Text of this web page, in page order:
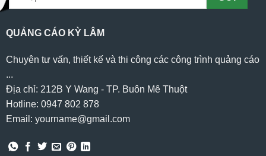
QUẢNG CÁO KỲ LÂM
Chuyên tư vấn, thiết kế và thi công các công trình quảng cáo
...
Địa chỉ: 212B Y Wang - TP. Buôn Mê Thuột
Hotline: 0947 802 878
Email: yourname@gmail.com